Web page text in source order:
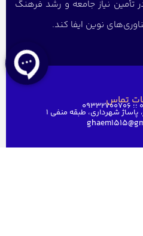
نیاز جامعه و رشد فرهنگ
نوین ایفا کند.
تماس
شهرداری، طبقه منفی ۱
سریع